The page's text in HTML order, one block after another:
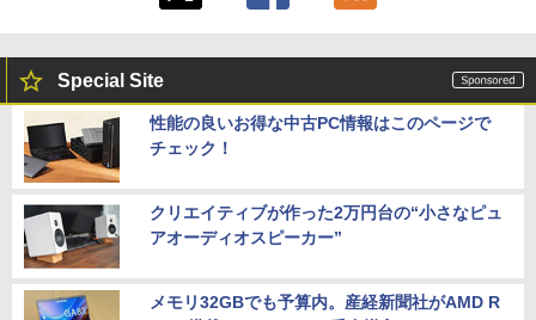
Special Site
性能の良いお得な中古PC情報はこのページで
チェック！
クリエイティブが作った2万円台の“小さなピュ
アオーディオスピーカー”
メモリ32GBでも予算内。産経新聞社がAMD R